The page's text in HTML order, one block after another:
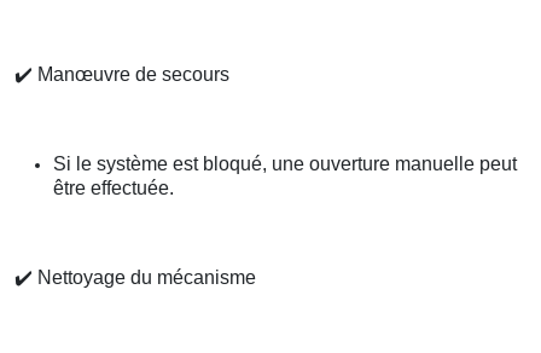
✔️ Manœuvre de secours
Si le système est bloqué, une ouverture manuelle peut
être effectuée.
✔️ Nettoyage du mécanisme